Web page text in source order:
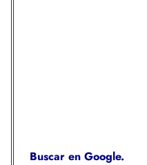
Buscar en Google.